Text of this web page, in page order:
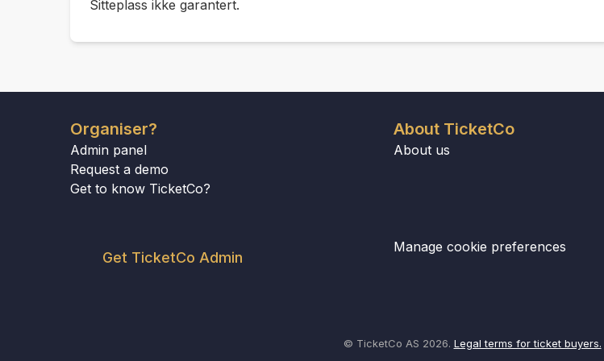
Sitteplass ikke garantert.
Organiser?
Admin panel
Request a demo
Get to know TicketCo?
Get TicketCo Admin
About TicketCo
About us
Manage cookie preferences
© TicketCo AS 2026. Legal terms for ticket buyers.